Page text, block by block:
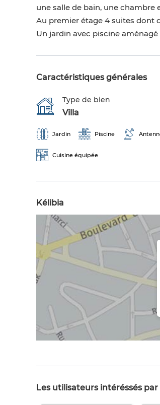
une salle de bain, une chambre
Au premier étage 4 suites dont
Un jardin avec piscine aménagé
Caractéristiques générales
Type de bien
Villa
Jardin Piscine
Cuisine équipée
Kélibia
Les utilisateurs intéréssés